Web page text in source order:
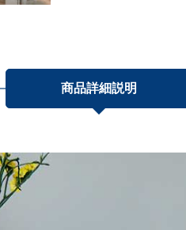
商品詳細説明